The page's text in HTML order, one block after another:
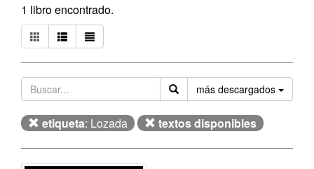
1 libro encontrado.
más descargados
etiqueta: Lozada textos disponibles